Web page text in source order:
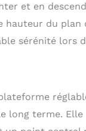
et en
hauteur du plan
sérénité lors
long terme.